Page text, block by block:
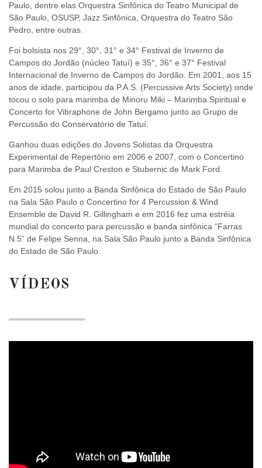
Paulo, dentre elas Orquestra Sinfônica do Teatro Municipal de
São Paulo, OSUSP, Jazz Sinfônica, Orquestra do Teatro São
Pedro, entre outras.
Foi bolsista nos 29°, 30°, 31° e 34° Festival de Inverno de
Campos do Jordão (núcleo Tatuí) e 35°, 36° e 37° Festival
Internacional de Inverno de Campos do Jordão. Em 2001, aos 15
anos de idade, participou da P.A.S. (Percussive Arts Society) onde
tocou o solo para marimba de Minoru Miki – Marimba Spiritual e
Concerto for Vibraphone de John Bergamo junto ao Grupo de
Percussão do Conservatório de Tatuí.
Ganhou duas edições do Jovens Solistas da Orquestra
Experimental de Repertório em 2006 e 2007, com o Concertino
para Marimba de Paul Creston e Stubernic de Mark Ford.
Em 2015 solou junto a Banda Sinfônica do Estado de São Paulo
na Sala São Paulo o Concertino for 4 Percussion & Wind
Ensemble de David R. Gillingham e em 2016 fez uma estréia
mundial do concerto para percussão e banda sinfônica “Farras
N.5” de Felipe Senna, na Sala São Paulo junto a Banda Sinfônica
do Estado de São Paulo.
VÍDEOS